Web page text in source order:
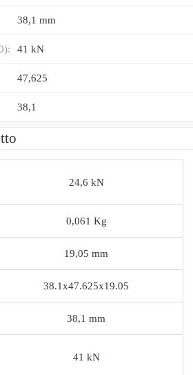
38,1 mm
41 kN
47,625
38,1
24,6 kN
0,061 Kg
19,05 mm
38.1x47.625x19.05
38,1 mm
41 kN